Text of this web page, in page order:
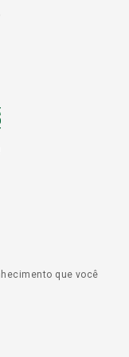
que você